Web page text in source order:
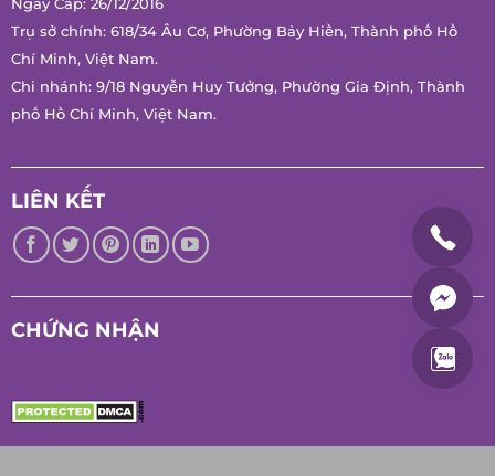
Cơ Quan Cấp: Sở Kế Hoạch Và Đầu Tư Thành Phố Hồ Chí
Minh.
Ngày Cấp: 26/12/2016
Trụ sở chính: 618/34 Âu Cơ, Phường Bảy Hiền, Thành phố Hồ
Chí Minh, Việt Nam.
LIÊN KẾT